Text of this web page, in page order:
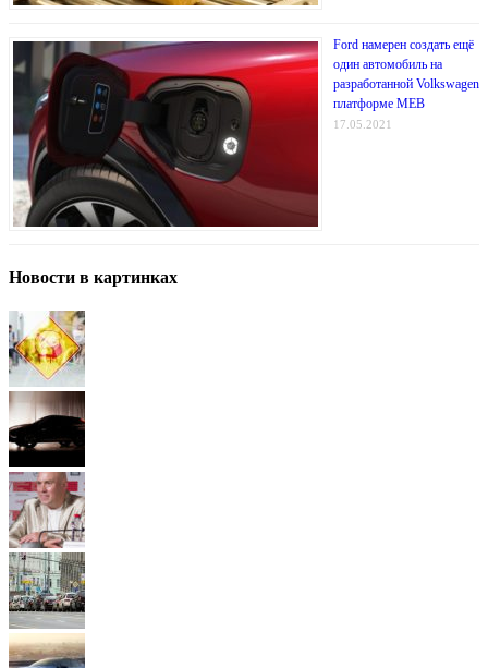
Ford намерен создать ещё
один автомобиль на
разработанной Volkswagen
платформе MEB
17.05.2021
Новости в картинках